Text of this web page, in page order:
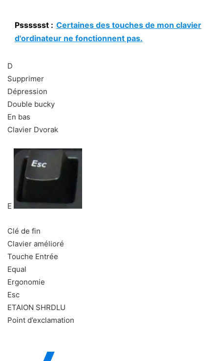
Psssssst : Certaines des touches de mon clavier
d'ordinateur ne fonctionnent pas.
D
Supprimer
Dépression
Double bucky
En bas
Clavier Dvorak
E
Clé de fin
Clavier amélioré
Touche Entrée
Equal
Ergonomie
Esc
ETAION SHRDLU
Point d’exclamation